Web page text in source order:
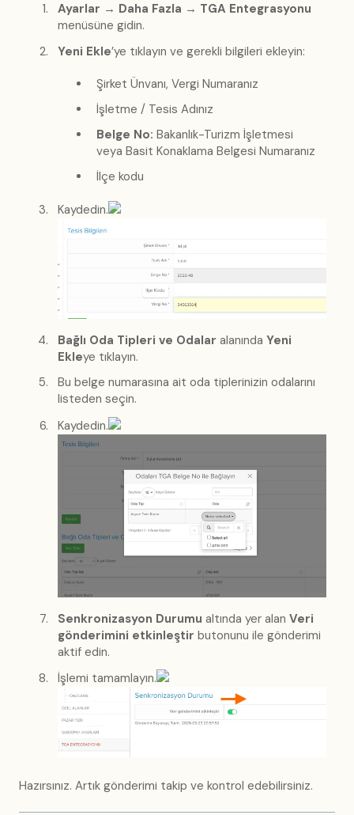
Ayarlar → Daha Fazla → TGA Entegrasyonu
menüsüne gidin.
Yeni Ekle’ye tıklayın ve gerekli bilgileri ekleyin:
Şirket Ünvanı, Vergi Numaranız
İşletme / Tesis Adınız
Belge No: Bakanlık-Turizm İşletmesi
veya Basit Konaklama Belgesi Numaranız
İlçe kodu
Kaydedin.
Bağlı Oda Tipleri ve Odalar alanında Yeni
Ekleye tıklayın.
Bu belge numarasına ait oda tiplerinizin odalarını
listeden seçin.
Kaydedin.
Senkronizasyon Durumu altında yer alan Veri
gönderimini etkinleştir butonunu ile gönderimi
aktif edin.
İşlemi tamamlayın.
Hazırsınız. Artık gönderimi takip ve kontrol edebilirsiniz.